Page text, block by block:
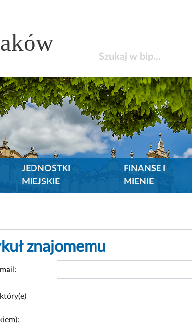
JEDNOSTKI
MIEJSKIE
FINANSE I
MIENIE
znajomemu